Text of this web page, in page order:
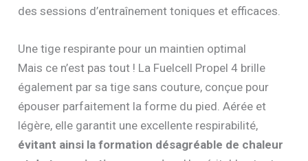
des sessions d’entraînement toniques et efficaces.
Une tige respirante pour un maintien optimal
Mais ce n’est pas tout ! La Fuelcell Propel 4 brille
également par sa tige sans couture, conçue pour
épouser parfaitement la forme du pied. Aérée et
légère, elle garantit une excellente respirabilité,
évitant ainsi la formation désagréable de chaleur